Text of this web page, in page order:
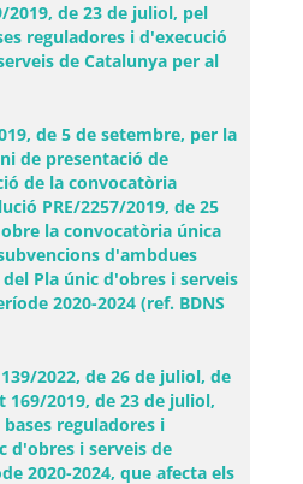
2019, de 23 de juliol, pel
reguladores i d'execució
de Catalunya per al
de 5 de setembre, per la
de presentació de
de la convocatòria
PRE/2257/2019, de 25
la convocatòria única
d'ambdues
Pla únic d'obres i serveis
2020-2024 (ref. BDNS
139/2022, de 26 de juliol, de
2019, de 23 de juliol,
reguladores i
d'obres i serveis de
2020-2024, que afecta els